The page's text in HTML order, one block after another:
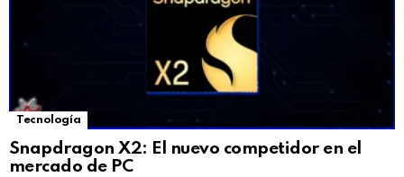
Tecnología
Snapdragon X2: El nuevo competidor en el
mercado de PC